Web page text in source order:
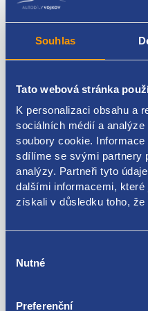
Souhlas
Tato webová stránka
K personalizaci obsahu a
sociálních médií a
soubory cookie.
sdílíme se svými partnery
analýzy. Partneři tyto
dalšími informacemi,
získali v důsledku toho,
souhlasu
Nutné
Preferenční
Kód: 15698
Výrobce: VELVANA
365 Kč
302 Kč bez DPH